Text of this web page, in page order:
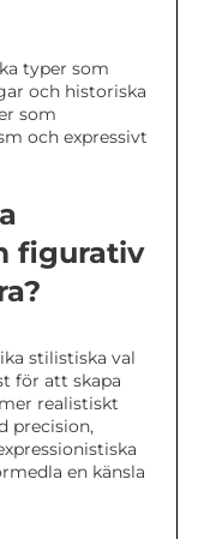
typer som
och historiska
som
och expressivt
figurativ
stilistiska val
för att skapa
realistiskt
precision,
en känsla